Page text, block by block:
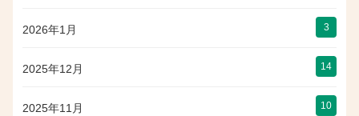
2026年1月 3
2025年12月 14
2025年11月 10